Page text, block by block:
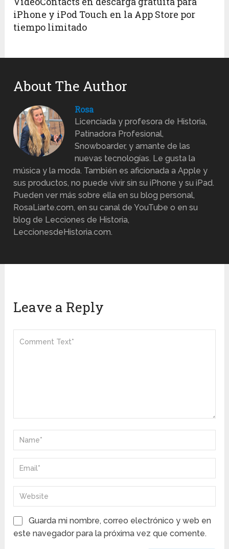
iPhone y iPod Touch en la App Store por
tiempo limitado
About The Author
Rosa
Licenciada y profesora de Historia,
Patinadora Profesional,
Snowboarder, y amante de las
nuevas tecnologías. Le gusta la
música y la moda. También es aficionada a Apple y
sus productos, no puede vivir sin su iPhone y su iPad.
Pueden ver más sobre ella en su blog personal,
RosaLiarte.com, en su canal de YouTube o en su
blog de Lecciones de Historia,
LeccionesdeHistoria.com.
Leave a Reply
Guarda mi nombre, correo electrónico y web en
este navegador para la próxima vez que comente.